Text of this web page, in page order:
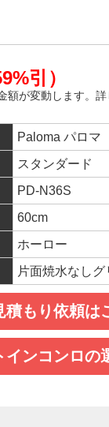
引）
額が変動します。詳
Paloma パロマ
スタンダード
PD-N36S
60cm
ホーロー
片面焼水なしグ
積もり依頼は
インコンロの